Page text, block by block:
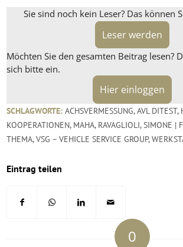
Sie sind noch kein Leser? Das können
Leser werden
Möchten Sie den gesamten Beitrag lesen?
sich bitte ein.
Hier einloggen
SCHLAGWORTE: ACHSVERMESSUNG,AVL DITEST,
KOOPERATIONEN, MAHA, RAVAGLIOLI,SIMONE |
THEMA,VSG – VEHICLE SERVICE GROUP,
Eintrag teilen
0